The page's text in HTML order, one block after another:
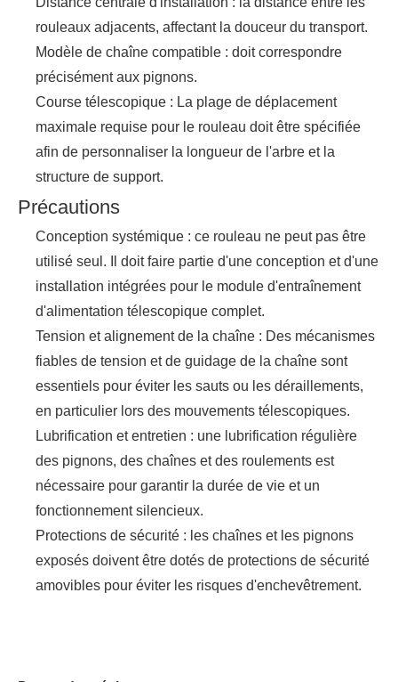
rouleaux adjacents, affectant la douceur du transport.
Modèle de chaîne compatible : doit correspondre
précisément aux pignons.
Course télescopique : La plage de déplacement
maximale requise pour le rouleau doit être spécifiée
afin de personnaliser la longueur de l'arbre et la
structure de support.
Précautions
Conception systémique : ce rouleau ne peut pas être
utilisé seul. Il doit faire partie d'une conception et d'une
installation intégrées pour le module d'entraînement
d'alimentation télescopique complet.
Tension et alignement de la chaîne : Des mécanismes
fiables de tension et de guidage de la chaîne sont
essentiels pour éviter les sauts ou les déraillements,
en particulier lors des mouvements télescopiques.
Lubrification et entretien : une lubrification régulière
des pignons, des chaînes et des roulements est
nécessaire pour garantir la durée de vie et un
fonctionnement silencieux.
Protections de sécurité : les chaînes et les pignons
exposés doivent être dotés de protections de sécurité
amovibles pour éviter les risques d'enchevêtrement.